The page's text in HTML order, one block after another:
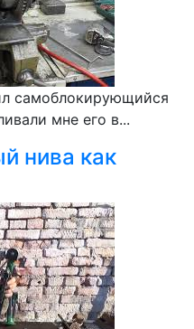
самоблокирующийся
мне его в...
нива как